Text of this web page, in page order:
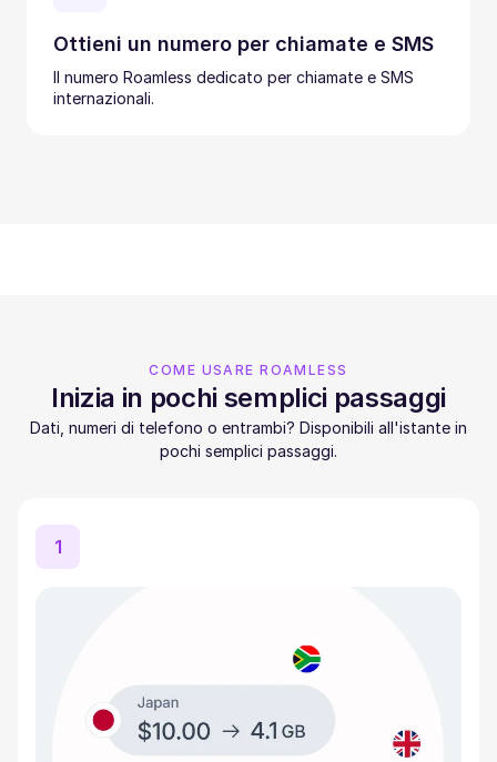
Ottieni un numero per chiamate e SMS
Il numero Roamless dedicato per chiamate e SMS
internazionali.
COME USARE ROAMLESS
Inizia in pochi semplici passaggi
Dati, numeri di telefono o entrambi? Disponibili all'istante in
pochi semplici passaggi.
1